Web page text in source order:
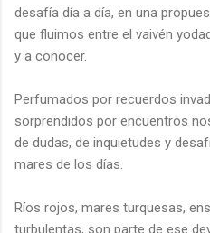
desafía día a día, en una
que fluimos entre el vaivén
y a conocer.
Perfumados por recuerdos
sorprendidos por encuentros
de dudas, de inquietudes y
mares de los días.
Ríos rojos, mares turquesas,
turbulentas, son parte de ese